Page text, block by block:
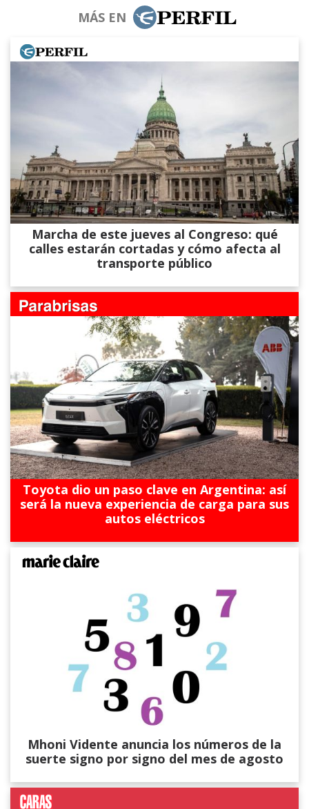
MÁS EN
Marcha de este jueves al Congreso: qué
calles estarán cortadas y cómo afecta al
transporte público
Toyota dio un paso clave en Argentina: así
será la nueva experiencia de carga para sus
autos eléctricos
Mhoni Vidente anuncia los números de la
suerte signo por signo del mes de agosto